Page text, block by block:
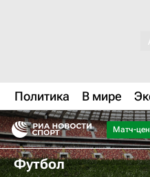
Политика В мире
Матч-
Футбол